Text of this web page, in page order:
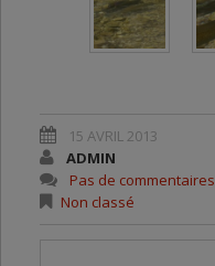
15 AVRIL 2013
ADMIN
Pas de commentaires
Non classé